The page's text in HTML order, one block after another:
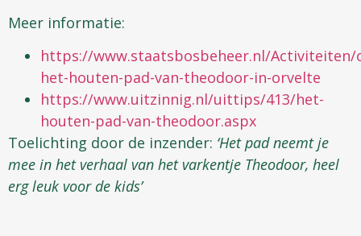
Meer informatie:
https://www.staatsbosbeheer.nl/
het-houten-pad-van-theodoor-in-orvelte
https://www.uitzinnig.nl/uittips/413/het-
houten-pad-van-theodoor.aspx
Toelichting door de inzender: ‘Het pad neemt je
mee in het verhaal van het varkentje Theodoor, heel
erg leuk voor de kids’